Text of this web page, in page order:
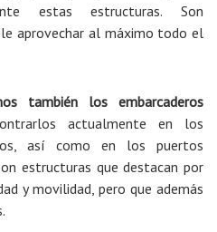
estas estructuras. Son
aprovechar al máximo todo el
también los embarcaderos
actualmente en los
así como en los puertos
estructuras que destacan por
y movilidad, pero que además